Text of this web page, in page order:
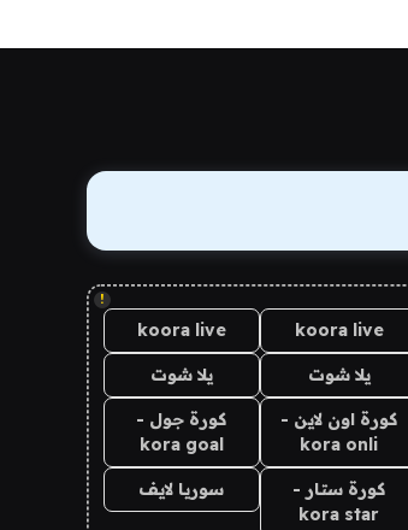
!
koora live
koora live
يلا شوت يلا شوت
كورة اون لاين -
kora onli
كورة جول -
kora goal
كورة ستار -
kora star
سوريا لايف